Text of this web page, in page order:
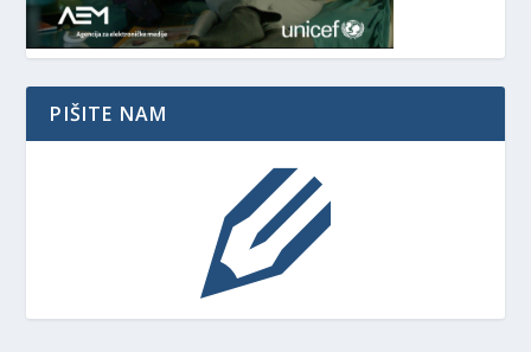
PIŠITE NAM